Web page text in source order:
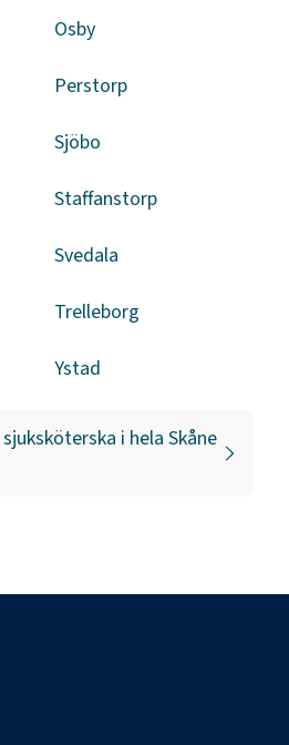
Osby
Perstorp
Sjöbo
Staffanstorp
Svedala
Trelleborg
Ystad
sjuksköterska i hela Skåne